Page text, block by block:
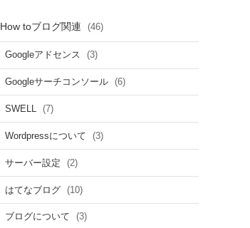
How toブログ関連 (46)
Googleアドセンス (3)
Googleサーチコンソール (6)
SWELL (7)
Wordpressについて (3)
サーバー設定 (2)
はてなブログ (10)
ブログについて (3)